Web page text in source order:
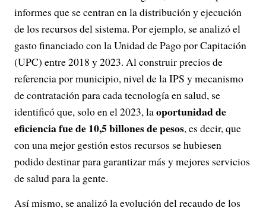
informes que se centran en la distribución y ejecución
de los recursos del sistema. Por ejemplo, se analizó el
gasto financiado con la Unidad de Pago por Capitación
(UPC) entre 2018 y 2023. Al construir precios de
referencia por municipio, nivel de la IPS y mecanismo
de contratación para cada tecnología en salud, se
identificó que, solo en el 2023, laoportunidad de
eficiencia fue de 10,5 billones de pesos, es decir, que
con una mejor gestión estos recursos se hubiesen
podido destinar para garantizar más y mejores servicios
de salud para la gente.
Así mismo, se analizó la evolución del recaudo de los